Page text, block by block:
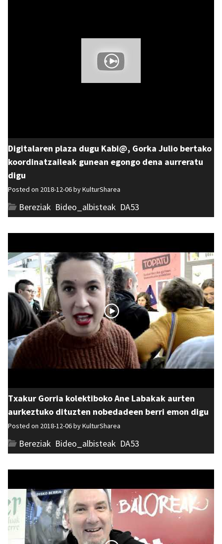
Digitalaren plaza dugu Kabi@, Gorka Julio bertako
koordinatzaileak gunean egongo dena aurreratu
digu
Posted on 2018-12-06 byKulturSharea
Bereziak Bideo_albisteak DA53
Txakur Gorria kolektiboko Ane Labakak aurten
aurkeztuko dituzten nobedadeen berri emon digu
Posted on 2018-12-06 byKulturSharea
Bereziak Bideo_albisteak DA53